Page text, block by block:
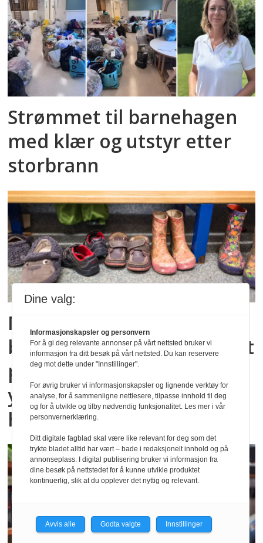
Strømmet til barnehagen
med klær og utstyr etter
storbrann
Mer enn 1 av 5
barnehageansatte er svært
plaget av ett eller flere
yrkesrelaterte
helseproblemer
Dine valg:
Informasjonskapsler og personvern
For å gi deg relevante annonser på vårt nettsted bruker vi
informasjon fra ditt besøk på vårt nettsted. Du kan reservere
deg mot dette under "Innstillinger".
For øvrig bruker vi informasjonskapsler og lignende verktøy for
analyse, for å sammenligne nettlesere, tilpasse innhold til deg
og for å utvikle og tilby nødvendig funksjonalitet. Les mer i vår
personvernerklæring.
Ditt digitale fagblad skal være like relevant for deg som det
trykte bladet alltid har vært – bade i redaksjonelt innhold og på
annonseplass. I digital publisering bruker vi informasjon fra
dine besøk på nettstedet for å kunne utvikle produktet
kontinuerlig, slik at du opplever det nyttig og relevant.
Avvis alle Godta valgte Innstillinger